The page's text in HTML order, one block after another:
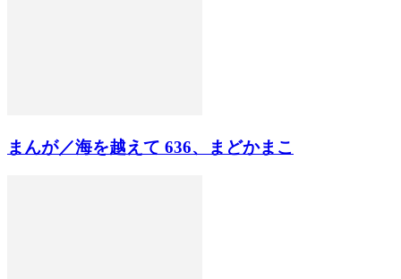
まんが／海を越えて 636、まどかまこ